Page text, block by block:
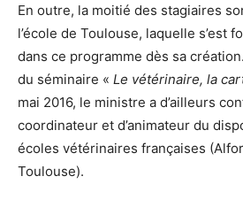
En outre, la moitié des stagiaires
l’école de Toulouse, laquelle s’est
dans ce programme dès sa
du séminaire « Le vétérinaire, la
mai 2016, le ministre a d’ailleurs
coordinateur et d’animateur du
écoles vétérinaires françaises
Toulouse).